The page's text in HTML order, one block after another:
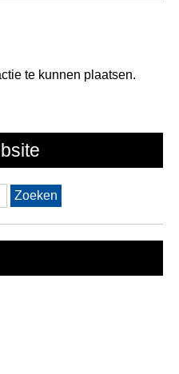
te kunnen plaatsen.